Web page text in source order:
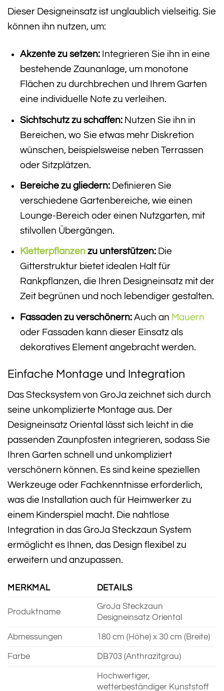
Dieser Designeinsatz ist unglaublich vielseitig. Sie
können ihn nutzen, um:
Akzente zu setzen:Integrieren Sie ihn in eine
bestehende Zaunanlage, um monotone
Flächen zu durchbrechen und Ihrem Garten
eine individuelle Note zu verleihen.
Sichtschutz zu schaffen:Nutzen Sie ihn in
Bereichen, wo Sie etwas mehr Diskretion
wünschen, beispielsweise neben Terrassen
oder Sitzplätzen.
Bereiche zu gliedern:Definieren Sie
verschiedene Gartenbereiche, wie einen
Lounge-Bereich oder einen Nutzgarten, mit
stilvollen Übergängen.
Kletterpflanzenzu unterstützen:Die
Gitterstruktur bietet idealen Halt für
Rankpflanzen, die Ihren Designeinsatz mit der
Zeit begrünen und noch lebendiger gestalten.
Fassaden zu verschönern:Auch an Mauern
oder Fassaden kann dieser Einsatz als
dekoratives Element angebracht werden.
Einfache Montage und Integration
Das Stecksystem von GroJa zeichnet sich durch
seine unkomplizierte Montage aus. Der
Designeinsatz Oriental lässt sich leicht in die
passenden Zaunpfosten integrieren, sodass Sie
Ihren Garten schnell und unkompliziert
verschönern können. Es sind keine speziellen
Werkzeuge oder Fachkenntnisse erforderlich,
was die Installation auch für Heimwerker zu
einem Kinderspiel macht. Die nahtlose
Integration in das GroJa Steckzaun System
ermöglicht es Ihnen, das Design flexibel zu
erweitern und anzupassen.
MERKMAL DETAILS
Produktname
GroJa Steckzaun
Designeinsatz Oriental
Abmessungen 180 cm (Höhe) x 30 cm (Breite)
Farbe DB703 (Anthrazitgrau)
Hochwertiger,
wetterbeständiger Kunststoff